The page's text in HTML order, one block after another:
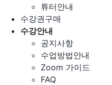
튜터안내
수강권구매
수강안내
공지사항
수업방법안내
Zoom 가이드
FAQ